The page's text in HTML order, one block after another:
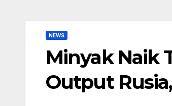
NEWS
Minyak Naik
Output